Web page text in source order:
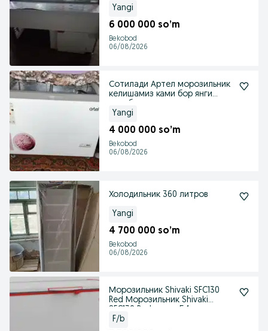
Yangi
6 000 000 so’m
Bekobod
06/08/2026
Сотилади Артел морозильник
келишамиз ками бор янги
Yangi
4 000 000 so’m
Bekobod
06/08/2026
Холодильник 360 литров
Yangi
4 700 000 so’m
Bekobod
06/08/2026
Морозильник Shivaki SFC130
Red Морозильник Shivaki
F/b